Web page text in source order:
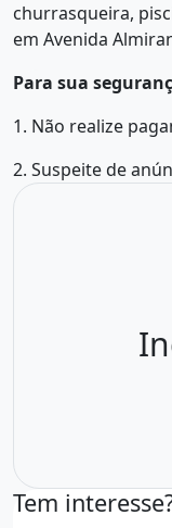
churrasqueira,
em Avenida
Para sua
1. Não realize
2. Suspeite de
Tem